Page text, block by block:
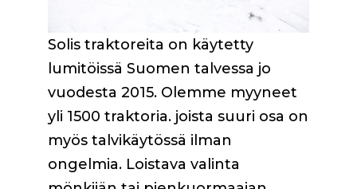
Solis traktoreita on käytetty
lumitöissä Suomen talvessa jo
vuodesta 2015. Olemme myyneet
yli 1500 traktoria. joista suuri osa on
myös talvikäytössä ilman
ongelmia. Loistava valinta